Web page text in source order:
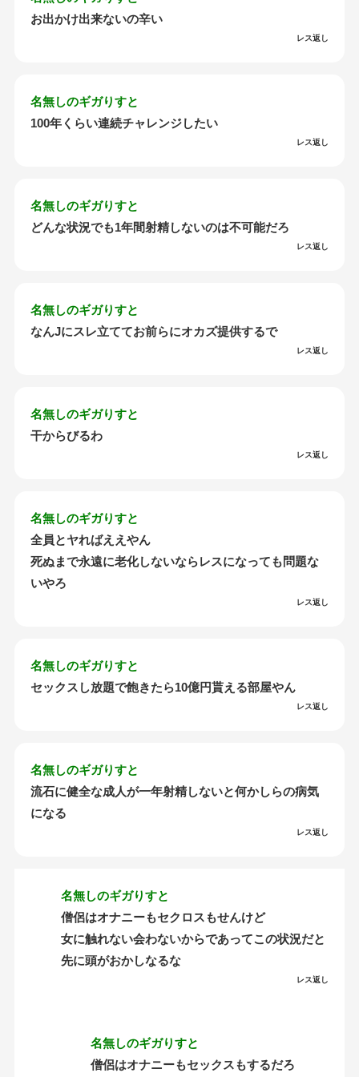
お出かけ出来ないの辛い
レス返し
名無しのギガりすと
100年くらい連続チャレンジしたい
レス返し
名無しのギガりすと
どんな状況でも1年間射精しないのは不可能だろ
レス返し
名無しのギガりすと
なんJにスレ立ててお前らにオカズ提供するで
レス返し
名無しのギガりすと
干からびるわ
レス返し
名無しのギガりすと
全員とヤればええやん
死ぬまで永遠に老化しないならレスになっても問題な
いやろ
レス返し
名無しのギガりすと
セックスし放題で飽きたら10億円貰える部屋やん
レス返し
名無しのギガりすと
流石に健全な成人が一年射精しないと何かしらの病気
になる
レス返し
名無しのギガりすと
僧侶はオナニーもセクロスもせんけど
女に触れない会わないからであってこの状況だと
先に頭がおかしなるな
レス返し
名無しのギガりすと
僧侶はオナニーもセックスもするだろ